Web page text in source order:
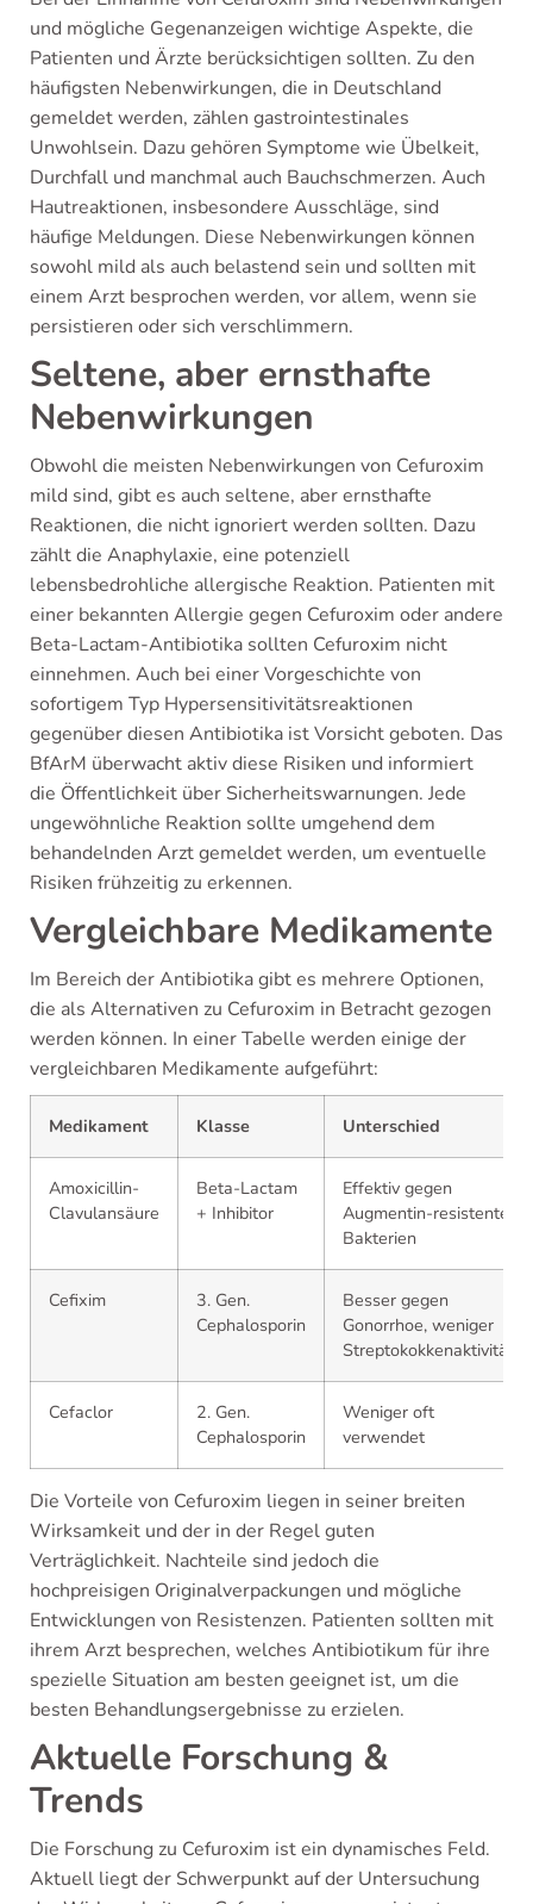
und mögliche Gegenanzeigen wichtige Aspekte, die
Patienten und Ärzte berücksichtigen sollten. Zu den
häufigsten Nebenwirkungen, die in Deutschland
gemeldet werden, zählen gastrointestinales
Unwohlsein. Dazu gehören Symptome wie Übelkeit,
Durchfall und manchmal auch Bauchschmerzen. Auch
Hautreaktionen, insbesondere Ausschläge, sind
häufige Meldungen. Diese Nebenwirkungen können
sowohl mild als auch belastend sein und sollten mit
einem Arzt besprochen werden, vor allem, wenn sie
persistieren oder sich verschlimmern.
Seltene, aber ernsthafte
Nebenwirkungen
Obwohl die meisten Nebenwirkungen von Cefuroxim
mild sind, gibt es auch seltene, aber ernsthafte
Reaktionen, die nicht ignoriert werden sollten. Dazu
zählt die Anaphylaxie, eine potenziell
lebensbedrohliche allergische Reaktion. Patienten mit
einer bekannten Allergie gegen Cefuroxim oder andere
Beta-Lactam-Antibiotika sollten Cefuroxim nicht
einnehmen. Auch bei einer Vorgeschichte von
sofortigem Typ Hypersensitivitätsreaktionen
gegenüber diesen Antibiotika ist Vorsicht geboten. Das
BfArM überwacht aktiv diese Risiken und informiert
die Öffentlichkeit über Sicherheitswarnungen. Jede
ungewöhnliche Reaktion sollte umgehend dem
behandelnden Arzt gemeldet werden, um eventuelle
Risiken frühzeitig zu erkennen.
Vergleichbare Medikamente
Im Bereich der Antibiotika gibt es mehrere Optionen,
die als Alternativen zu Cefuroxim in Betracht gezogen
werden können. In einer Tabelle werden einige der
vergleichbaren Medikamente aufgeführt:
Medikament Klasse Unterschied
Amoxicillin-
Clavulansäure
Beta-Lactam
+ Inhibitor
Effektiv gegen
Augmentin-resistente
Bakterien
Cefixim
3. Gen.
Cephalosporin
Besser gegen
Gonorrhoe, weniger
Streptokokkenaktivität
Cefaclor
2. Gen.
Cephalosporin
Weniger oft
verwendet
Die Vorteile von Cefuroxim liegen in seiner breiten
Wirksamkeit und der in der Regel guten
Verträglichkeit. Nachteile sind jedoch die
hochpreisigen Originalverpackungen und mögliche
Entwicklungen von Resistenzen. Patienten sollten mit
ihrem Arzt besprechen, welches Antibiotikum für ihre
spezielle Situation am besten geeignet ist, um die
besten Behandlungsergebnisse zu erzielen.
Aktuelle Forschung &
Trends
Die Forschung zu Cefuroxim ist ein dynamisches Feld.
Aktuell liegt der Schwerpunkt auf der Untersuchung